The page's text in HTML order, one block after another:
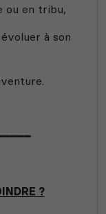
ou en tribu,
à son
?